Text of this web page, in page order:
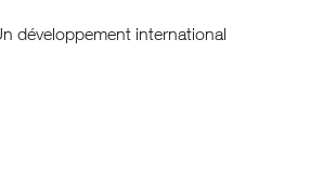
développement international